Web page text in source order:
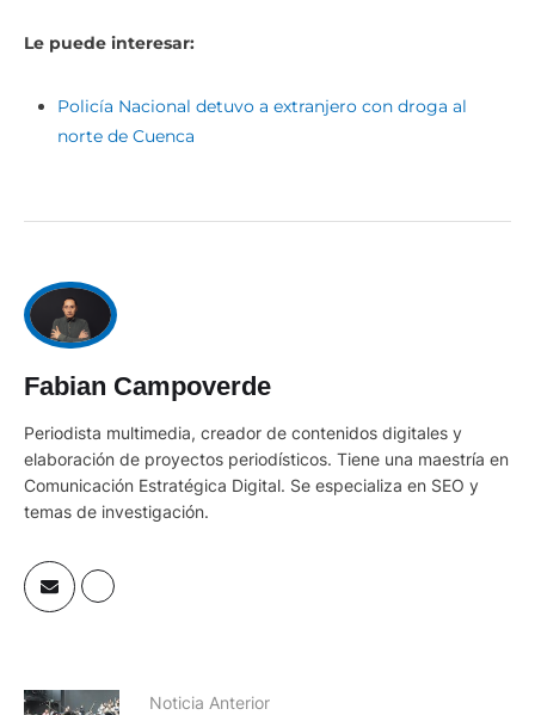
Le puede interesar:
Policía Nacional detuvo a extranjero con droga al
norte de Cuenca
Fabian Campoverde
Periodista multimedia, creador de contenidos digitales y
elaboración de proyectos periodísticos. Tiene una maestría en
Comunicación Estratégica Digital. Se especializa en SEO y
temas de investigación.
Noticia Anterior